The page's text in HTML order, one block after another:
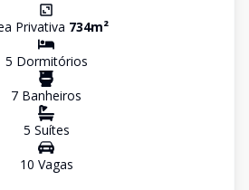
Privativa 734m²
5 Dormitórios
7 Banheiros
5 Suítes
10 Vagas